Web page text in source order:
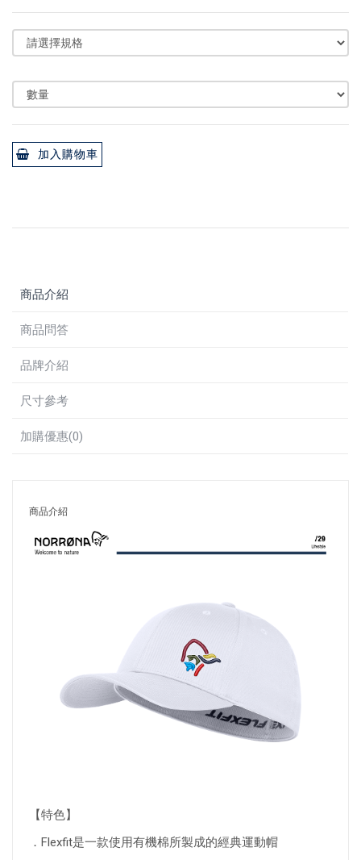
加入購物車
商品介紹
商品問答
品牌介紹
尺寸參考
加購優惠(0)
商品介紹
【特色】
．Flexfit是一款使用有機棉所製成的經典運動帽